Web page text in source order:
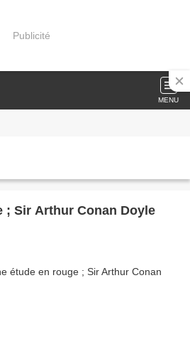
Publicité
MENU
; Sir Arthur Conan Doyle